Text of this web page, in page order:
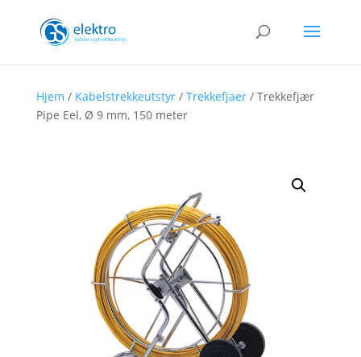
Hjem / Kabelstrekkeutstyr/ Trekkefjaer/ Trekkefjær
Pipe Eel, Ø 9 mm, 150 meter